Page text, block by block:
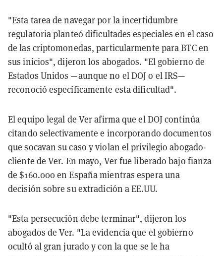
"Esta tarea de navegar por la incertidumbre
regulatoria planteó dificultades especiales en el caso
de las criptomonedas, particularmente para BTC en
sus inicios", dijeron los abogados. "El gobierno de
Estados Unidos —aunque no el DOJ o el IRS—
reconoció específicamente esta dificultad".
El equipo legal de Ver afirma que el DOJ continúa
citando selectivamente e incorporando documentos
que socavan su caso y violan el privilegio abogado-
cliente de Ver. En mayo, Ver fue liberado bajo fianza
de $160.000 en España mientras espera una
decisión sobre su extradición a EE.UU.
"Esta persecución debe terminar", dijeron los
abogados de Ver. "La evidencia que el gobierno
ocultó al gran jurado y con la que se le ha